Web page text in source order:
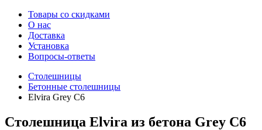
Товары со скидками
О нас
Доставка
Установка
Вопросы-ответы
Столешницы
Бетонные столешницы
Elvira Grey C6
Столешница Elvira из бетона Grey C6